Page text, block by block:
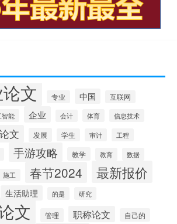
文 专业 中国
互联网
智能 企业 会计 体育 信息技术
文 发展 学生 审计 工程
手游攻略 教学 教育 数据
施工 春节2024 最新报价
生活助理 的是 研究
文 管理 职称论文 自己的